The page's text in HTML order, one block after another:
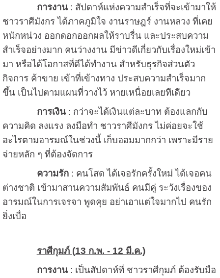
การงาน: สัปดาห์แห่งความสำเร็จที่จะเข้ามาให้
ชาวราศีมังกร ได้ภาคภูมิใจ งานราษฎร์ งานหลวง ที่เคย
หนักหน่วง ออกดอกออกผลให้ราบรื่น และประสบความ
สำเร็จอย่างมาก คนว่างงาน มีข่าวดีเกี่ยวกับเรื่องใหม่เข้า
มา หรือได้โอกาสที่ดีได้ทำงาน สำหรับธุรกิจส่วนตัว
กิจการ ค้าขาย เข้าที่เข้างทาง ประสบความสำเร็จมาก
ขึ้น เป็นไปตามแผนที่วางไว้ หายเหนื่อยเลยทีเดียว
การเงิน: กว่าจะได้เงินแต่ละบาท ต้องแลกกับ
ความคิด ลงแรง ลงมือทำ ชาวราศีมังกร ไม่ค่อยจะใช้
อะไรตามอารมณ์ในช่วงนี้ เก็บออมมากกว่า เพราะมีราย
จ่ายหลัก ๆ ที่ต้องจัดการ
ความรัก: คนโสด ได้เจอรักครั้งใหม่ ได้เจอคน
ต่างชาติ เข้ามาสานความสัมพันธ์ คนมีคู่ ระวังเรื่องของ
อารมณ์ในการเจรจา พูดคุย อย่าเอาแต่ใจมากไป คนรัก
ยิ่งเบื่อ
ราศีกุมภ์ (13 ก.พ. - 12 มี.ค.)
การงาน: เป็นสัปดาห์ที่ ชาวราศีกุมภ์ ต้องรับมือ